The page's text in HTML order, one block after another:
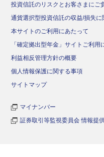
投資信託のリスクとお客さまにご
通貨選択型投資信託の収益/損失に
本サイトのご利用にあたって
「確定拠出型年金」サイトご利用
利益相反管理方針の概要
個人情報保護に関する事項
サイトマップ
マイナンバー
証券取引等監視委員会 情報提